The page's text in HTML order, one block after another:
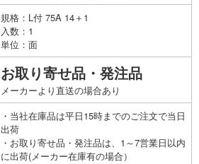
規格：L付 75A 14＋1
入数：1
単位：面
お取り寄せ品・発注品
メーカーより直送の場合あり
・当社在庫品は平日15時までのご注文で当日
出荷
・お取り寄せ品・発注品は、1～7営業日以内
に出荷(メーカー在庫有の場合）